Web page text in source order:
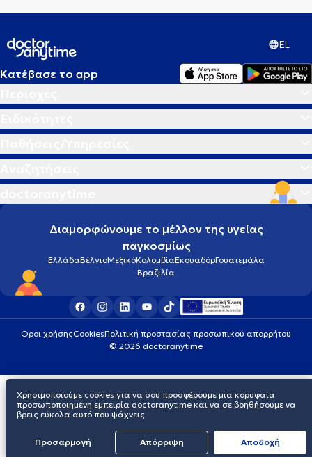
EL
Κατέβασε το app
Διαμορφώνουμε το μέλλον της υγείας
παγκοσμίως
ΕλλάδαΒέλγιοΜεξικόΚολομβίαΕκουαδόρΓουατεμάλα
Βραζιλία
Οροι χρήσηςCookiesΠολιτική προστασίας προσωπικού απορρήτου
© 2026 doctoranytime
Χρησιμοποιούμε cookies για να σου προσφέρουμε μια κορυφαία
προσωποποιημένη εμπειρία doctoranytime και να σε βοηθήσουμε να
βρεις εύκολα αυτό που ψάχνεις.
Προσαρμογή Απόρριψη Aποδοχή